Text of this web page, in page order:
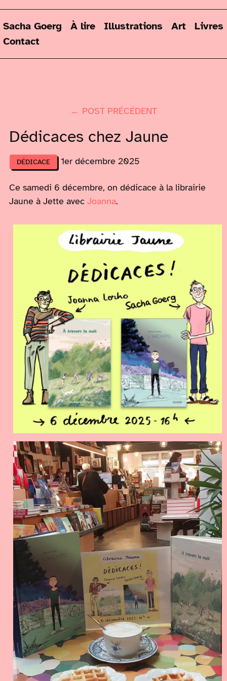
Sacha Goerg À lire Illustrations Art
Livres
Contact
← POST PRÉCÉDENT
Dédicaces chez Jaune
DÉDICACE 1er décembre 2025
Ce samedi 6 décembre, on dédicace à la librairie
Jaune à Jette avec Joanna.